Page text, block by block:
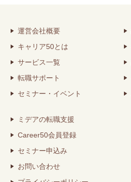
運営会社概要
キャリア50とは
サービス一覧
転職サポート
セミナー・イベント
ミデアの転職支援
Career50会員登録
セミナー申込み
お問い合わせ